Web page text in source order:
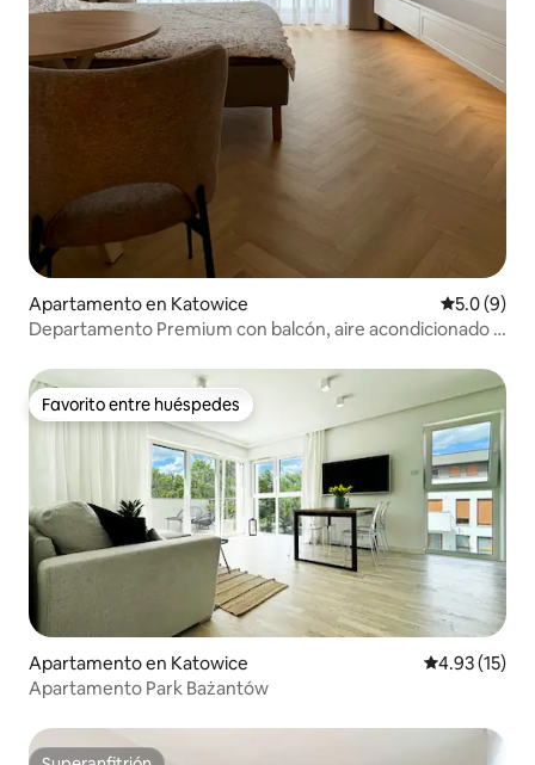
Apartamento en Katowice
5.0 (9)
Departamento Premium con balcón, aire acondicionado y
Favorito entre huéspedes
Favorito entre huéspedes
Apartamento en Katowice Calificación
4.93 (15)
Apartamento Park Bażantów